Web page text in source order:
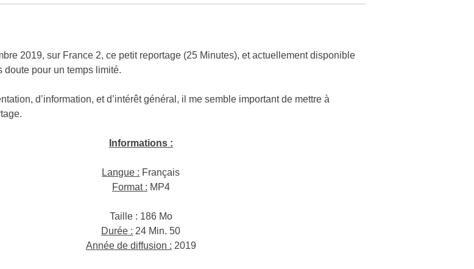
2019, sur France 2, ce petit reportage (25 Minutes), et actuellement disponible
doute pour un temps limité.
d’information, et d’intérêt général, il me semble important de mettre à
Informations :
Langue : Français
Format : MP4
Taille : 186 Mo
Durée : 24 Min. 50
Année de diffusion : 2019